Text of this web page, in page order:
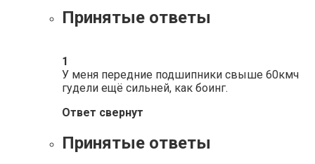
Принятые ответы
1
У меня передние подшипники свыше 60кмч
гудели ещё сильней, как боинг.
Ответ свернут
Принятые ответы